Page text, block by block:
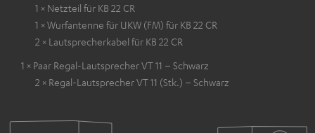
1 × Netzteil für KB 22 CR
1 × Wurfantenne für UKW (FM) für KB 22 CR
2 × Lautsprecherkabel für KB 22 CR
1 × Paar Regal-Lautsprecher VT 11 – Schwarz
2 × Regal-Lautsprecher VT 11 (Stk.) – Schwarz